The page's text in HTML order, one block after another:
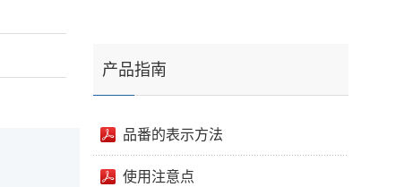
产品指南
品番的表示方法
使用注意点